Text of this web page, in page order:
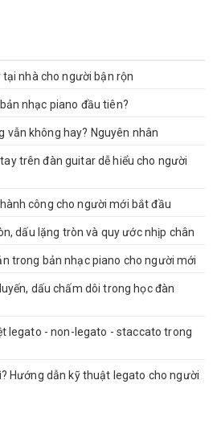
nhà cho người bận rộn
nhạc piano đầu tiên?
vẫn không hay? Nguyên nhân
trên đàn guitar dễ hiểu cho người
công cho người mới bắt đầu
dấu lặng tròn và quy ước nhịp chân
trong bản nhạc piano cho người mới
dấu chấm dôi trong học đàn
legato - non-legato - staccato trong
Hướng dẫn kỹ thuật legato cho người